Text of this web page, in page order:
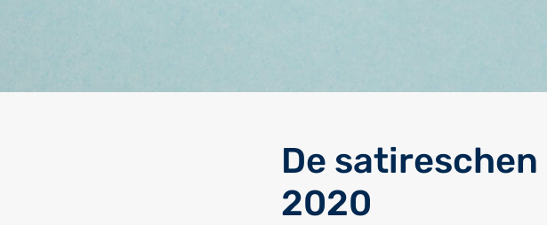
De
2020